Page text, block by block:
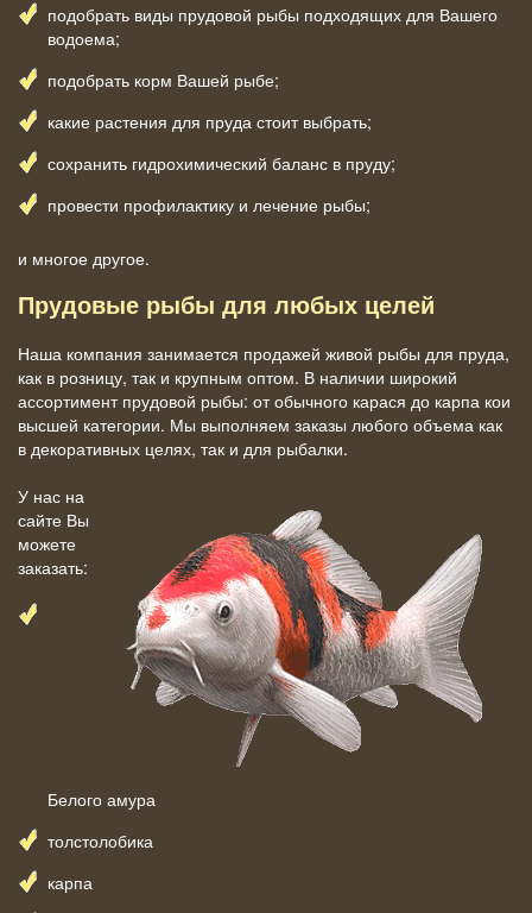
подобрать виды прудовой рыбы подходящих для Вашего
водоема;
подобрать корм Вашей рыбе;
какие растения для пруда стоит выбрать;
сохранить гидрохимический баланс в пруду;
провести профилактику и лечение рыбы;
и многое другое.
Прудовые рыбы для любых целей
Наша компания занимается продажей живой рыбы для пруда,
как в розницу, так и крупным оптом. В наличии широкий
ассортимент прудовой рыбы: от обычного карася до карпа кои
высшей категории. Мы выполняем заказы любого объема как
в декоративных целях, так и для рыбалки.
У нас на
сайте Вы
можете
заказать:
Белого амура
толстолобика
карпа